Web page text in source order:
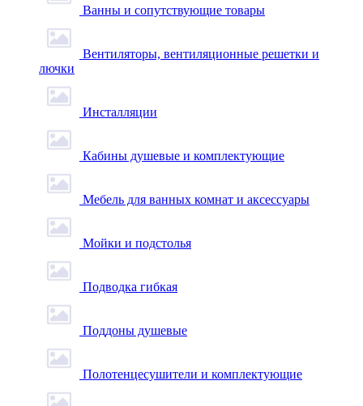
Ванны и сопутствующие товары
Вентиляторы, вентиляционные решетки и
лючки
Инсталляции
Кабины душевые и комплектующие
Мебель для ванных комнат и аксессуары
Мойки и подстолья
Подводка гибкая
Поддоны душевые
Полотенцесушители и комплектующие